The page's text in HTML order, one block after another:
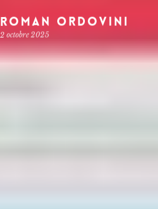
Roman Ordovini
2 octobre 2025